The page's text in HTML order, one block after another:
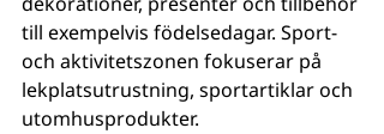
till exempelvis födelsedagar. Sport-
och aktivitetszonen fokuserar på
lekplatsutrustning, sportartiklar och
utomhusprodukter.